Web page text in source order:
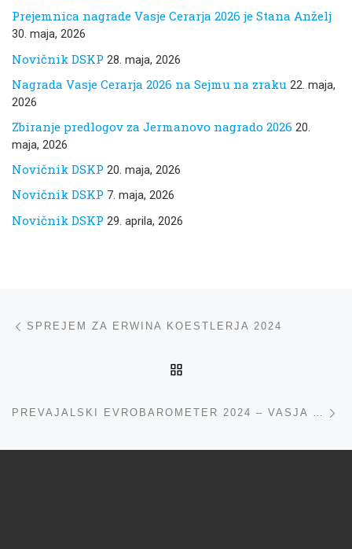
Prejemnica nagrade Vasje Cerarja 2026 je Stana Anželj
30. maja, 2026
Novičnik DSKP 28. maja, 2026
Nagrada Vasje Cerarja 2026 na Sejmu na zraku 22. maja,
2026
Zbiranje predlogov za Jermanovo nagrado 2026 20.
maja, 2026
Novičnik DSKP 20. maja, 2026
Novičnik DSKP 7. maja, 2026
Novičnik DSKP 29. aprila, 2026
Navigacija med prispevki
SPREJEM ZA ERWINA KOESTLERJA 2024
PREVAJALSKI EVROBAROMETER 2024 – VASJA BRATINA IN IZTOK ILC